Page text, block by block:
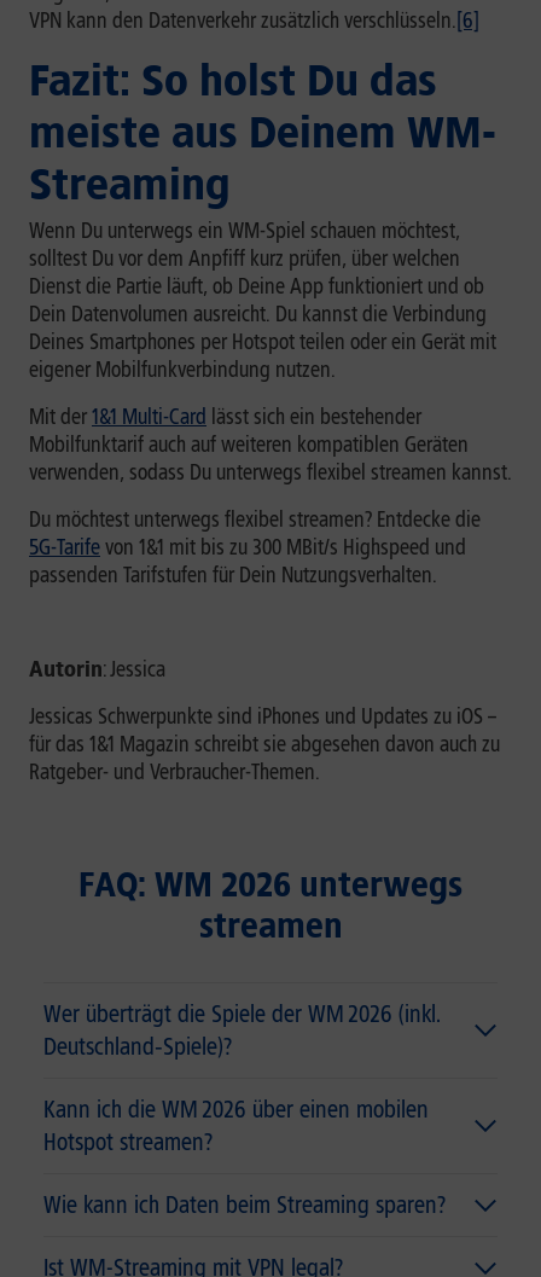
VPN kann den Datenverkehr zusätzlich verschlüsseln.[6]
Fazit: So holst Du das
meiste aus Deinem WM-
Streaming
Wenn Du unterwegs ein WM-Spiel schauen möchtest,
solltest Du vor dem Anpfiff kurz prüfen, über welchen
Dienst die Partie läuft, ob Deine App funktioniert und ob
Dein Datenvolumen ausreicht. Du kannst die Verbindung
Deines Smartphones per Hotspot teilen oder ein Gerät mit
eigener Mobilfunkverbindung nutzen.
Mit der1&1 Multi-Card lässt sich ein bestehender
Mobilfunktarif auch auf weiteren kompatiblen Geräten
verwenden, sodass Du unterwegs flexibel streamen kannst.
Du möchtest unterwegs flexibel streamen? Entdecke die
5G-Tarifevon 1&1 mit bis zu 300 MBit/s Highspeed und
passenden Tarifstufen für Dein Nutzungsverhalten.
Autorin: Jessica
Jessicas Schwerpunkte sind iPhones und Updates zu iOS –
für das 1&1 Magazin schreibt sie abgesehen davon auch zu
Ratgeber- und Verbraucher-Themen.
FAQ: WM 2026 unterwegs
streamen
Wer überträgt die Spiele der WM 2026 (inkl.
Deutschland‑Spiele)?
Kann ich die WM 2026 über einen mobilen
Hotspot streamen?
Wie kann ich Daten beim Streaming sparen?
Ist WM-Streaming mit VPN legal?